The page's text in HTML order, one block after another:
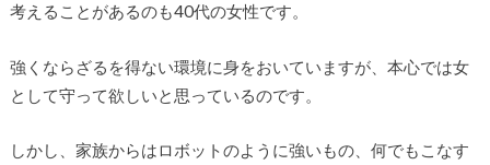
考えることがあるのも40代の女性です。
強くならざるを得ない環境に身をおいていますが、本心では女
として守って欲しいと思っているのです。
しかし、家族からはロボットのように強いもの、何でもこなす